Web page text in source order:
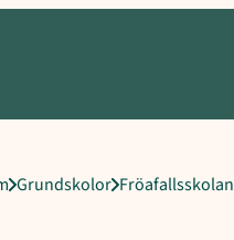
Grundskolor Fröafallsskolan